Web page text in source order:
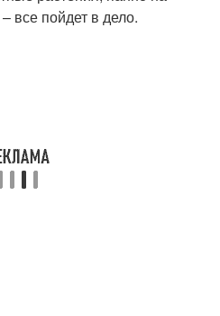
все пойдет в дело.